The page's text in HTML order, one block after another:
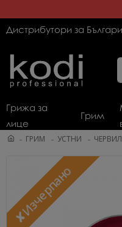
Дистрибутори за
Грижа за
лице
Грим
ГРИМ УСТНИ
✘Изчерпано